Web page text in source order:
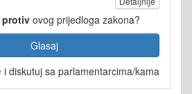
protiv ovog prijedloga zakona?
Glasaj
i diskutuj sa parlamentarcima/kama